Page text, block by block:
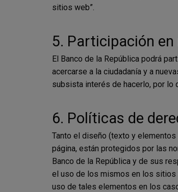
sitios web”.
5. Participación
El Banco de la República podrá
acercarse a la ciudadanía y a
subsista interés de hacerlo, por lo
6. Políticas de
Tanto el diseño (texto y
página, están protegidos por las
Banco de la República y de sus
el uso de los mismos en los sitios
uso de tales elementos en los